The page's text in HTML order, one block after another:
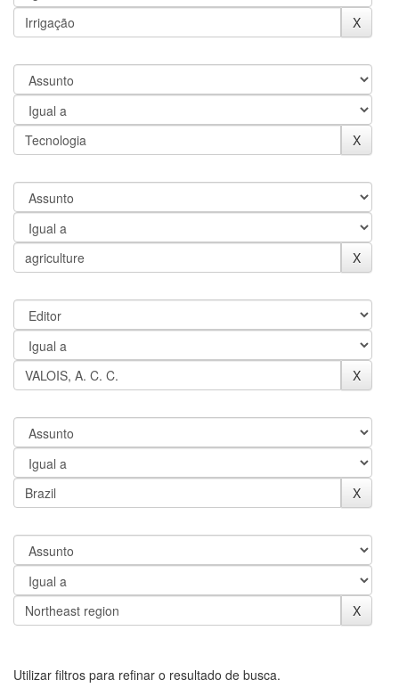
Utilizar filtros para refinar o resultado de busca.